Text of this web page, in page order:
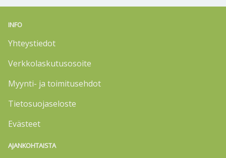
INFO
Yhteystiedot
Verkkolaskutusosoite
Myynti- ja toimitusehdot
Tietosuojaseloste
Evästeet
AJANKOHTAISTA